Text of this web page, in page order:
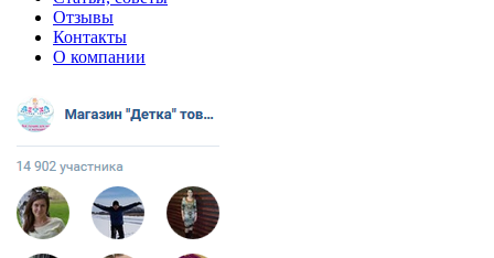
Отзывы
Контакты
О компании